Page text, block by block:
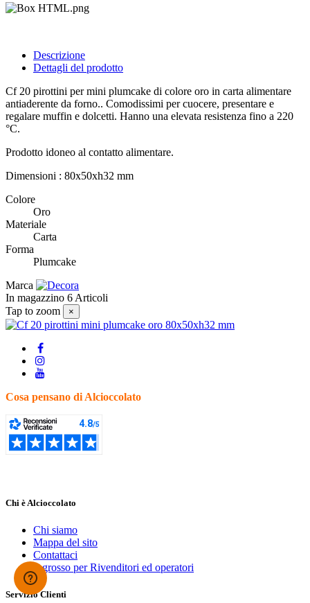
Descrizione
Dettagli del prodotto
Cf 20 pirottini per mini plumcake di colore oro in carta alimentare
antiaderente da forno.. Comodissimi per cuocere, presentare e
regalare muffin e dolcetti. Hanno una elevata resistenza fino a 220
°C.
Prodotto idoneo al contatto alimentare.
Dimensioni : 80x50xh32 mm
Colore
Oro
Materiale
Carta
Forma
Plumcake
Marca
In magazzino 6 Articoli
Tap to zoom
×
Cosa pensano di Alcioccolato
Chi è Alcioccolato
Chi siamo
Mappa del sito
Contattaci
Ingrosso per Rivenditori ed operatori
Servizio Clienti